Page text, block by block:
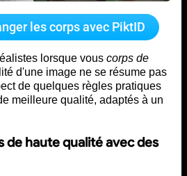
les corps avec PiktID
lorsque vous corps de
d'une image ne se résume pas
de quelques règles pratiques
meilleure qualité, adaptés à un
de haute qualité avec des